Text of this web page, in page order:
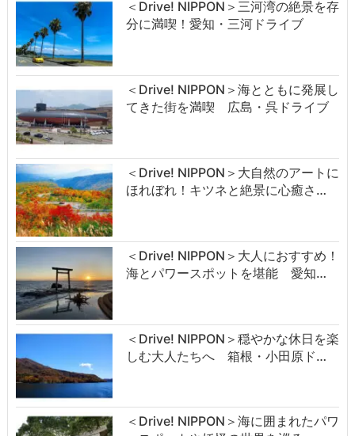
＜Drive! NIPPON＞三河湾の絶景を存
分に満喫！愛知・三河ドライブ
＜Drive! NIPPON＞海とともに発展し
てきた街を満喫 広島・呉ドライブ
＜Drive! NIPPON＞大自然のアートに
ほれぼれ！キツネと絶景に心癒さ…
＜Drive! NIPPON＞大人におすすめ！
海とパワースポットを堪能 愛知…
＜Drive! NIPPON＞穏やかな休日を楽
しむ大人たちへ 箱根・小田原ド…
＜Drive! NIPPON＞海に囲まれたパワ